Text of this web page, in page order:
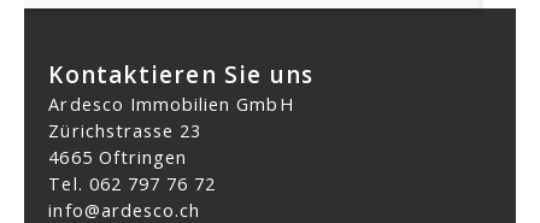
Kontaktieren Sie uns
Ardesco Immobilien GmbH
Zürichstrasse 23
4665 Oftringen
Tel. 062 797 76 72
info@ardesco.ch